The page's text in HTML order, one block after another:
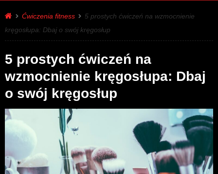
Ćwiczenia fitness
5 prostych ćwiczeń na wzmocnienie
kręgosłupa: Dbaj o swój kręgosłup
5 prostych ćwiczeń na
wzmocnienie kręgosłupa: Dbaj
o swój kręgosłup